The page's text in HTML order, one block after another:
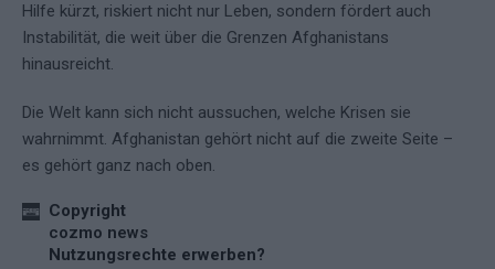
Hilfe kürzt, riskiert nicht nur Leben, sondern fördert auch
Instabilität, die weit über die Grenzen Afghanistans
hinausreicht.
Die Welt kann sich nicht aussuchen, welche Krisen sie
wahrnimmt. Afghanistan gehört nicht auf die zweite Seite –
es gehört ganz nach oben.
Copyright
cozmo news
Nutzungsrechte erwerben?